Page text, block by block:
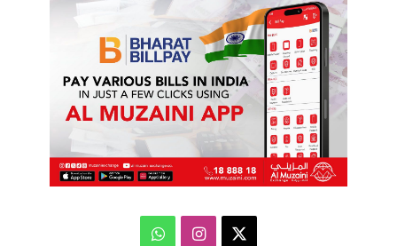
انستقرامواتساب